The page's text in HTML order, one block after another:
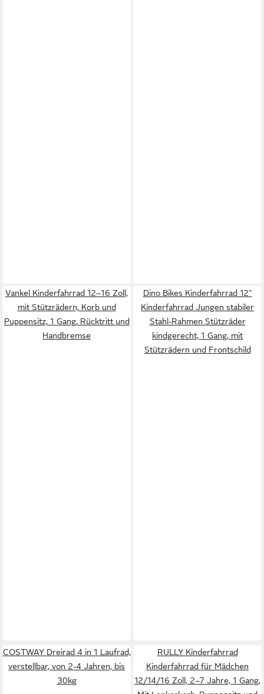
Vankel Kinderfahrrad 12–16 Zoll,
mit Stützrädern, Korb und
Puppensitz, 1 Gang, Rücktritt und
Handbremse
Dino Bikes Kinderfahrrad 12"
Kinderfahrrad Jungen stabiler
Stahl-Rahmen Stützräder
kindgerecht, 1 Gang, mit
Stützrädern und Frontschild
COSTWAY Dreirad 4 in 1 Laufrad,
verstellbar, von 2-4 Jahren, bis
30kg
RULLY Kinderfahrrad
Kinderfahrrad für Mädchen
12/14/16 Zoll, 2–7 Jahre, 1 Gang,